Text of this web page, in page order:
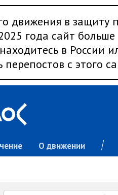
движения в защиту
года сайт больше
в России
с этого
О движении